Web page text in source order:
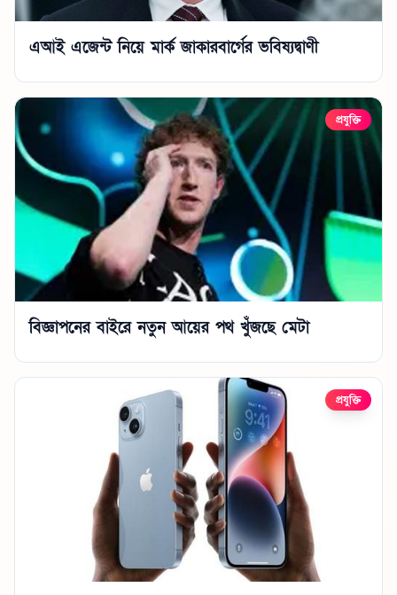
এআই এজেন্ট নিয়ে মার্ক জাকারবার্গের ভবিষ্যদ্বাণী
প্রযুক্তি
বিজ্ঞাপনের বাইরে নতুন আয়ের পথ খুঁজছে মেটা
প্রযুক্তি